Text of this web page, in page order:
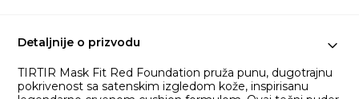
Detaljnije o prizvodu
TIRTIR Mask Fit Red Foundation pruža punu, dugotrajnu
pokrivenost sa satenskim izgledom kože, inspirisanu